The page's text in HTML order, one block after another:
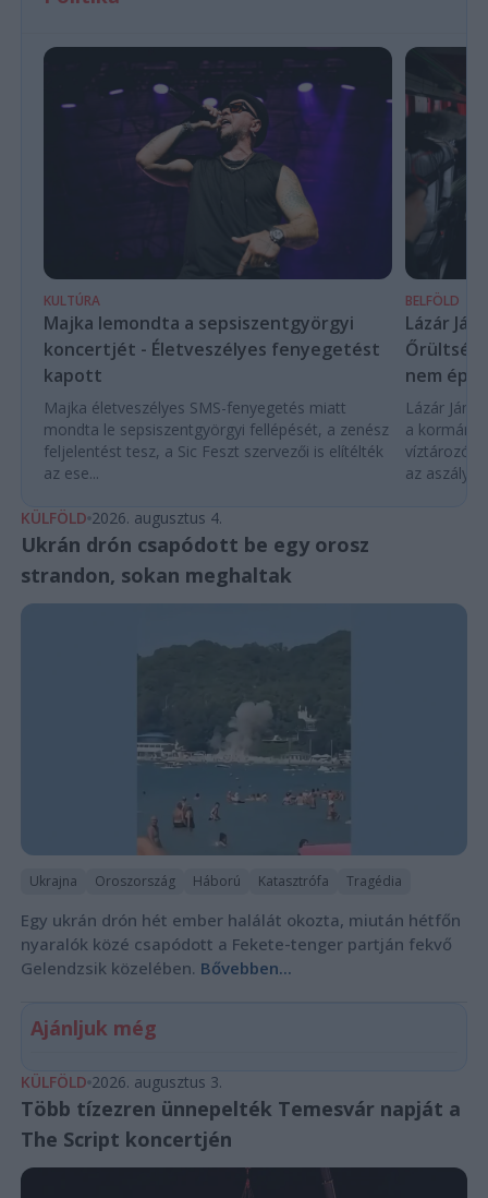
KULTÚRA
Majka lemondta a sepsiszentgyörgyi
koncertjét - Életveszélyes fenyegetést
kapott
Majka életveszélyes SMS-fenyegetés miatt
mondta le sepsiszentgyörgyi fellépését, a zenész
feljelentést tesz, a Sic Feszt szervezői is elítélték
az ese...
BELFÖLD
Lázár
Őrültség
nem
Lázár
a kormány
az
KÜLFÖLD 2026. augusztus 4.
Ukrán drón csapódott be egy orosz
strandon, sokan meghaltak
Ukrajna Oroszország Háború Katasztrófa Tragédia
Egy ukrán drón hét ember halálát okozta, miután hétfőn
nyaralók közé csapódott a Fekete-tenger partján fekvő
Gelendzsik közelében. Bővebben...
Ajánljuk még
KÜLFÖLD 2026. augusztus 3.
Több tízezren ünnepelték Temesvár napját a
The Script koncertjén